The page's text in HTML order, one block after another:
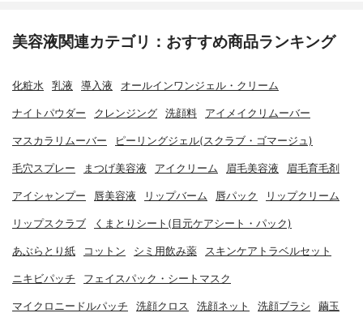
美容液関連カテゴリ：おすすめ商品ランキング
化粧水 乳液 導入液 オールインワンジェル・クリーム
ナイトパウダー クレンジング 洗顔料 アイメイクリムーバー
マスカラリムーバー ピーリングジェル(スクラブ・ゴマージュ)
毛穴スプレー まつげ美容液 アイクリーム 眉毛美容液 眉毛育毛剤
アイシャンプー 唇美容液 リップバーム 唇パック リップクリーム
リップスクラブ くまとりシート(目元ケアシート・パック)
あぶらとり紙 コットン シミ用飲み薬 スキンケアトラベルセット
ニキビパッチ フェイスパック・シートマスク
マイクロニードルパッチ 洗顔クロス 洗顔ネット 洗顔ブラシ 繭玉